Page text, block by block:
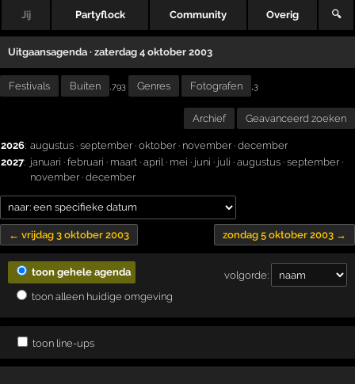
Jij Partyflock Community Overig 🔍
Uitgaansagenda · zaterdag 4 oktober 2003
Festivals Buiten ,793 Genres Fotografen ,3
Archief Geavanceerd zoeken
2026: augustus · september· oktober· november· december
2027: januari · februari · maart · april· mei · juni · juli · augustus · september·
november· december
← vrijdag 3 oktober 2003 zondag 5 oktober 2003 →
volgorde:
toon gehele agenda
toon alleen huidige omgeving
toon line-ups